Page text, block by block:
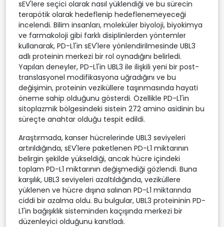
sEV'lere seçici olarak nasıl yüklendiği ve bu sürecin
terapötik olarak hedeflenip hedeflenemeyeceği
incelendi. Bilim insanları, moleküler biyoloji, biyokimya
ve farmakoloji gibi farklı disiplinlerden yöntemler
kullanarak, PD-L1'in sEV'lere yönlendirilmesinde UBL3
adlı proteinin merkezi bir rol oynadığını belirledi.
Yapılan deneyler, PD-L1'in UBL3 ile ilişkili yeni bir post-
translasyonel modifikasyona uğradığını ve bu
değişimin, proteinin veziküllere taşınmasında hayati
öneme sahip olduğunu gösterdi. Özellikle PD-L1'in
sitoplazmik bölgesindeki sistein 272 amino asidinin bu
süreçte anahtar olduğu tespit edildi.
Araştırmada, kanser hücrelerinde UBL3 seviyeleri
artırıldığında, sEV'lere paketlenen PD-L1 miktarının
belirgin şekilde yükseldiği, ancak hücre içindeki
toplam PD-L1 miktarının değişmediği gözlendi. Buna
karşılık, UBL3 seviyeleri azaltıldığında, veziküllere
yüklenen ve hücre dışına salınan PD-L1 miktarında
ciddi bir azalma oldu. Bu bulgular, UBL3 proteininin PD-
L1'in bağışıklık sisteminden kaçışında merkezi bir
düzenleyici olduğunu kanıtladı.